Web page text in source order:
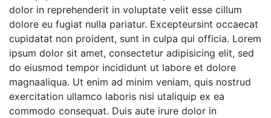
dolor in reprehenderit in voluptate velit esse cillum
dolore eu fugiat nulla pariatur. Excepteursint occaecat
cupidatat non proident, sunt in culpa qui officia. Lorem
ipsum dolor sit amet, consectetur adipisicing elit, sed
do eiusmod tempor incididunt ut labore et dolore
magnaaliqua. Ut enim ad minim veniam, quis nostrud
exercitation ullamco laboris nisi utaliquip ex ea
commodo consequat. Duis aute irure dolor in